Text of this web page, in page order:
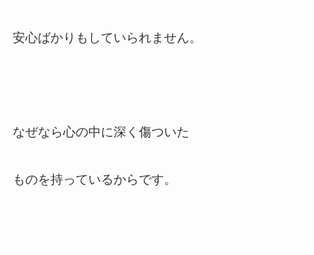
安心ばかりもしていられません。
なぜなら心の中に深く傷ついた
ものを持っているからです。